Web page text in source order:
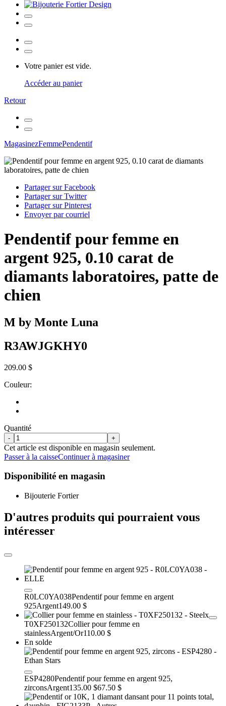
Votre panier est vide.
Accéder au panier
Retour
MagasinezFemmePendentif
Partager sur Facebook
Partager sur Twitter
Partager sur Pinterest
Envoyer par courriel
Pendentif pour femme en
argent 925, 0.10 carat de
diamants laboratoires, patte de
chien
M by Monte Luna
R3AWJGKHY0
209.00 $
Couleur:
Quantité
- +
Cet article est disponible en magasin seulement.
Passer à la caisseContinuer à magasiner
Disponibilité en magasin
Bijouterie Fortier
D'autres produits qui pourraient vous
intéresser
R0LC0YA038Pendentif pour femme en argent
925Argent149.00 $
T0XF250132Collier pour femme en
stainlessArgent/Or110.00 $
En solde
ESP4280Pendentif pour femme en argent 925,
zirconsArgent135.00 $67.50 $